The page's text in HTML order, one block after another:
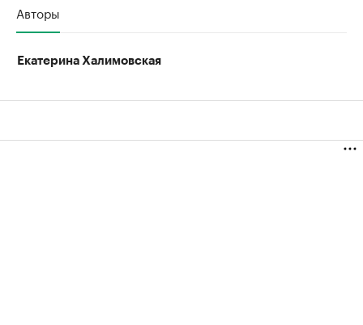
Авторы
Екатерина Халимовская